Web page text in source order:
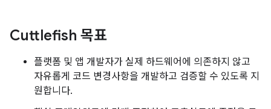
Cuttlefish 목표
플랫폼 및 앱 개발자가 실제 하드웨어에 의존하지 않고
자유롭게 코드 변경사항을 개발하고 검증할 수 있도록 지
원합니다.